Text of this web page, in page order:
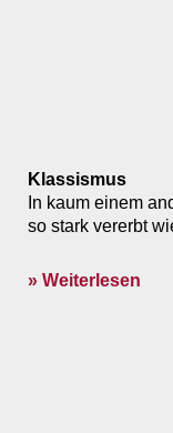
Klassismus
In kaum einem
so stark vererbt
» Weiterlesen